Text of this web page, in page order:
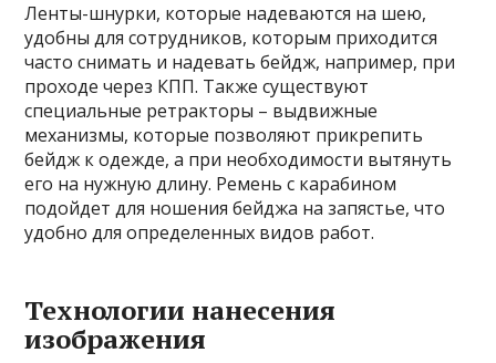
Ленты-шнурки, которые надеваются на шею,
удобны для сотрудников, которым приходится
часто снимать и надевать бейдж, например, при
проходе через КПП. Также существуют
специальные ретракторы – выдвижные
механизмы, которые позволяют прикрепить
бейдж к одежде, а при необходимости вытянуть
его на нужную длину. Ремень с карабином
подойдет для ношения бейджа на запястье, что
удобно для определенных видов работ.
Технологии нанесения
изображения